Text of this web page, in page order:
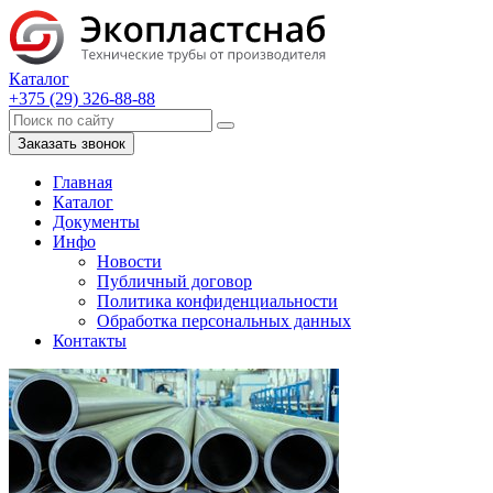
Каталог
+375 (29) 326-88-88
Заказать звонок
Главная
Каталог
Документы
Инфо
Новости
Публичный договор
Политика конфиденциальности
Обработка персональных данных
Контакты